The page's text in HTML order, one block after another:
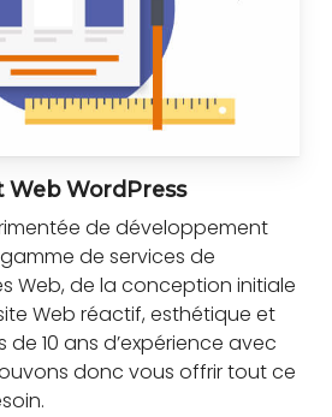
WordPress
de développement
de services de
Web, de la conception initiale
Web réactif, esthétique et
de 10 ans d’expérience avec
donc vous offrir tout ce